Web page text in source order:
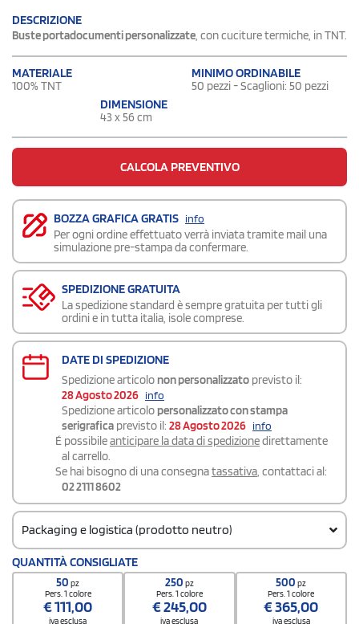
DESCRIZIONE
Buste portadocumenti personalizzate, con cuciture termiche, in TNT.
MATERIALE
100% TNT
MINIMO ORDINABILE
50 pezzi - Scaglioni: 50 pezzi
DIMENSIONE
43 x 56 cm
CALCOLA PREVENTIVO
BOZZA GRAFICA GRATIS info
Per ogni ordine effettuato verrà inviata tramite mail una
simulazione pre-stampa da confermare.
SPEDIZIONE GRATUITA
La spedizione standard è sempre gratuita per tutti gli
ordini e in tutta italia, isole comprese.
DATE DI SPEDIZIONE
Spedizione articolo non personalizzato previsto il:
28 Agosto 2026 info
Spedizione articolo personalizzato con stampa
serigrafica previsto il: 28 Agosto 2026 info
É possibileanticipare la data di spedizionedirettamente
al carrello.
Se hai bisogno di una consegnatassativa, contattaci al:
02 2111 8602
Packaging e logistica (prodotto neutro)
Quantità per confezione
50
Quantità per scatola
QUANTITÀ CONSIGLIATE
50pz
Pers. 1 colore
€111,00
iva esclusa
250 pz
Pers. 1 colore
€245,00
iva esclusa
500pz
Pers. 1 colore
€365,00
iva esclusa